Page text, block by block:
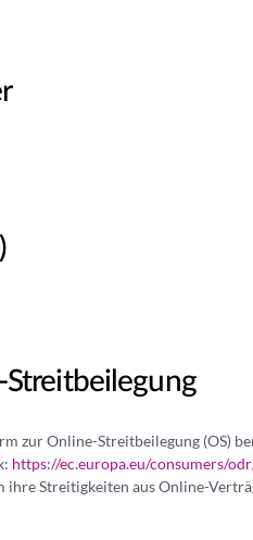
zur Online-Streitbeilegung (OS)
https://ec.europa.eu/consumers/
Streitigkeiten aus Online-